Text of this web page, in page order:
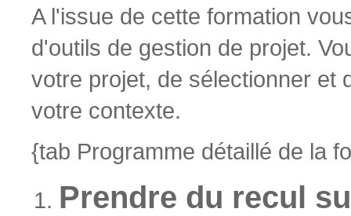
A l'issue de cette formation
d'outils de gestion de projet.
votre projet, de sélectionner et
votre contexte.
{tab Programme détaillé de la
Prendre du recul